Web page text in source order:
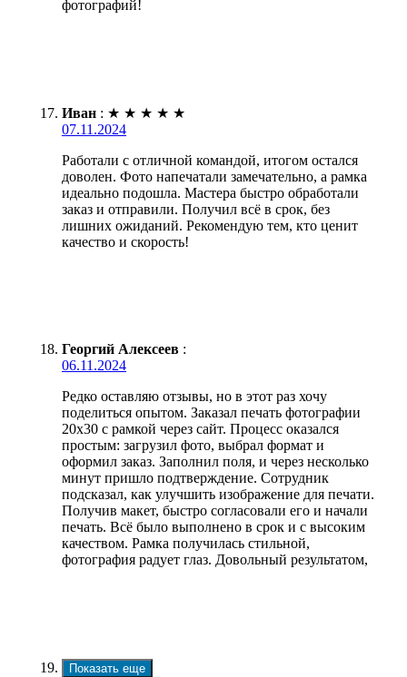
фотографий!
Иван : ★ ★ ★ ★ ★
07.11.2024
Работали с отличной командой, итогом остался
доволен. Фото напечатали замечательно, а рамка
идеально подошла. Мастера быстро обработали
заказ и отправили. Получил всё в срок, без
лишних ожиданий. Рекомендую тем, кто ценит
качество и скорость!
Георгий Алексеев :
06.11.2024
Редко оставляю отзывы, но в этот раз хочу
поделиться опытом. Заказал печать фотографии
20х30 с рамкой через сайт. Процесс оказался
простым: загрузил фото, выбрал формат и
оформил заказ. Заполнил поля, и через несколько
минут пришло подтверждение. Сотрудник
подсказал, как улучшить изображение для печати.
Получив макет, быстро согласовали его и начали
печать. Всё было выполнено в срок и с высоким
качеством. Рамка получилась стильной,
фотография радует глаз. Довольный результатом,
Показать еще